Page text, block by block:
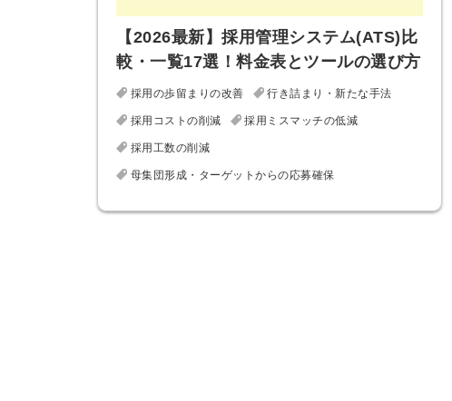
【2026最新】採用管理システム(ATS)比
較・一覧17選！料金表とツールの選び方
採用の歩留まりの改善 行き詰まり・新たな手法
採用コストの削減 採用ミスマッチの低減
採用工数の削減
母集団形成・ターゲットからの応募確保
みんなの採用部があなたの許可
なく投稿することはありません